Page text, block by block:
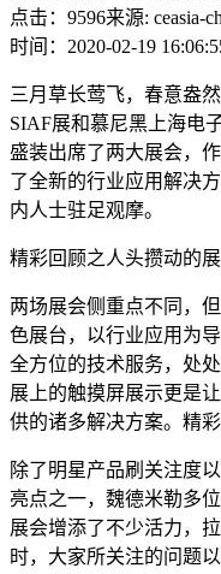
点击：9596来源: ceasia-
时间：2020-02-19
三月草长莺飞，春意盎
SIAF展和慕尼黑上海电
盛装出席了两大展会，
了全新的行业应用解决
内人士驻足观摩。
精彩回顾之人头攒动的
两场展会侧重点不同，
色展台，以行业应用为
全方位的技术服务，处
展上的触摸屏展示更是
供的诸多解决方案。精
除了明星产品刷关注度
亮点之一，魏德米勒多
展会增添了不少活力，
时，大家所关注的问题